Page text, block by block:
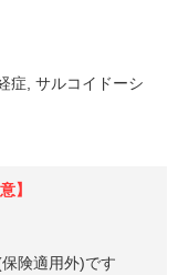
症 サルコイドーシ
】
険適用外)です